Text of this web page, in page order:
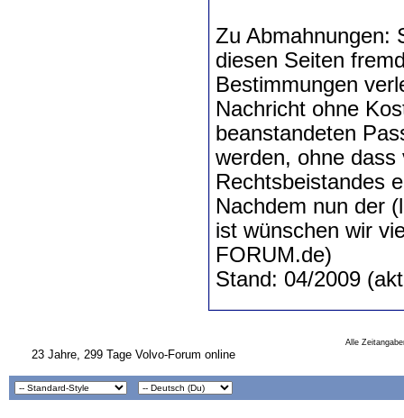
Zu Abmahnungen:
diesen Seiten
Bestimmungen
Nachricht ohne
beanstandeten
werden, ohne
Rechtsbeistandes
Nachdem nun der
ist wünschen wir
FORUM.de)
Stand: 04/2009
Alle
23 Jahre, 299 Tage Volvo-Forum online